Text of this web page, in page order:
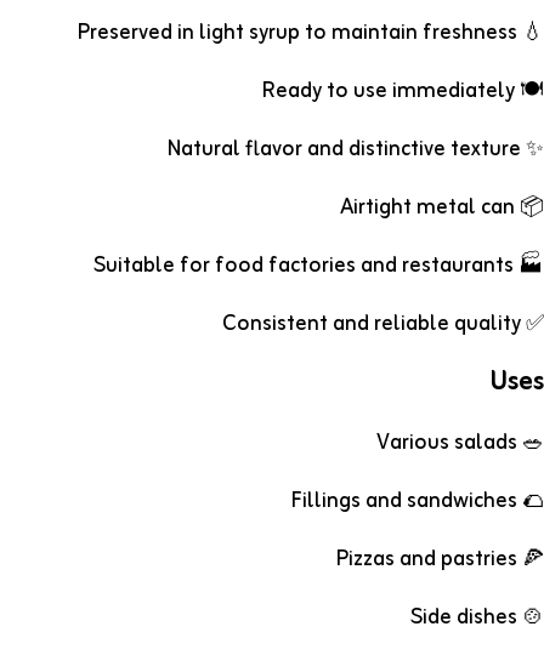
💧 Preserved in light syrup to maintain freshness
🍽️ Ready to use immediately
✨ Natural flavor and distinctive texture
📦 Airtight metal can
🏭 Suitable for food factories and restaurants
✅ Consistent and reliable quality
Uses
🥗 Various salads
🌮 Fillings and sandwiches
🍕 Pizzas and pastries
🍲 Side dishes